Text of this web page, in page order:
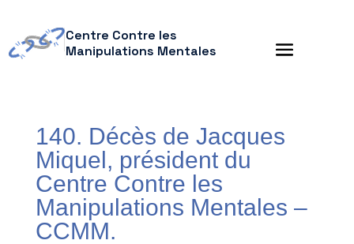
Centre Contre les
Manipulations Mentales
140. Décès de Jacques
Miquel, président du
Centre Contre les
Manipulations Mentales –
CCMM.